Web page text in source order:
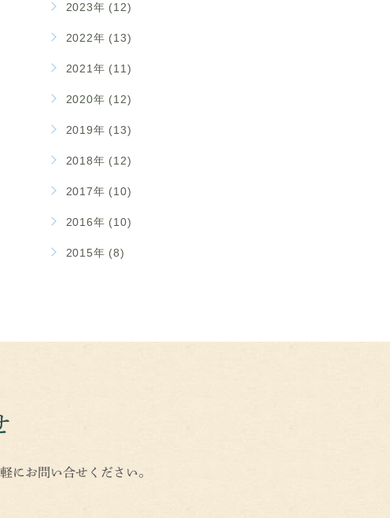
2023年 (12)
2022年 (13)
2021年 (11)
2020年 (12)
2019年 (13)
2018年 (12)
2017年 (10)
2016年 (10)
2015年 (8)
にお問い合せください。